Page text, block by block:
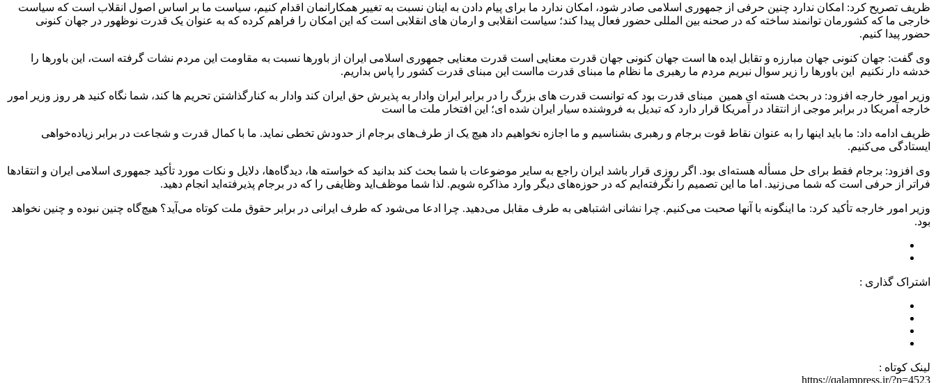
ظریف تصریح کرد: امکان ندارد چنین حرفی از جمهوری اسلامی صادر شود، امکان ندارد ما برای پیام دادن به اینان نسبت به تغییر همکارانمان اقدام کنیم، سیاست ما بر اساس اصول انقلاب است که سیاست
خارجی ما که کشورمان توانمند ساخته که در صحنه بین المللی حضور فعال پیدا کند؛ سیاست انقلابی و ارمان های انقلابی است که این امکان را فراهم کرده که به عنوان یک قدرت نوظهور در جهان کنونی
حضور پیدا کنیم.
وی گفت: جهان کنونی جهان مبارزه و تقابل ایده ها است جهان کنونی جهان قدرت معنایی است قدرت معنایی جمهوری اسلامی ایران از باورها نسبت به مقاومت این مردم نشات گرفته است، این باورها را
خدشه دار نکنیم این باورها را زیر سوال نبریم مردم ما رهبری ما نظام ما مبنای قدرت مااست این مبنای قدرت کشور را پاس بداریم.
وزیر امور خارجه افزود: در بحث هسته ای همین مبنای قدرت بود که توانست قدرت های بزرگ را در برابر ایران وادار به پذیرش حق ایران کند وادار به کنارگذاشتن تحریم ها کند، شما نگاه کنید هر روز وزیر امور
خارجه آمریکا در برابر موجی از انتقاد در آمریکا قرار دارد که تبدیل به فروشنده سیار ایران شده ای؛ این افتخار ملت ما است
ظریف ادامه داد: ما باید اینها را به عنوان نقاط قوت برجام و رهبری بشناسیم و ما اجازه نخواهیم داد هیچ یک از طرف‌های برجام از حدودش تخطی نماید. ما با کمال قدرت و شجاعت در برابر زیاده‌خواهی
ایستادگی می‌کنیم.
وی افزود: برجام فقط برای حل مسأله هسته‌ای بود. اگر روزی قرار باشد ایران راجع به سایر موضوعات با شما بحث کند بدانید که خواسته ها، دیدگاه‌ها، دلایل و نکات مورد تأکید جمهوری اسلامی ایران و انتقادها
فراتر از حرفی است که شما می‌زنید. اما ما این تصمیم را نگرفته‌ایم که در حوزه‌های دیگر وارد مذاکره شویم. لذا شما موظف‌اید وظایفی را که در برجام پذیرفته‌اید انجام دهید.
وزیر امور خارجه تأکید کرد: ما اینگونه با آنها صحبت می‌کنیم. چرا نشانی اشتباهی به طرف مقابل می‌دهید. چرا ادعا می‌شود که طرف ایرانی در برابر حقوق ملت کوتاه می‌آید؟ هیچ‌گاه چنین نبوده و چنین نخواهد
بود.
اشتراک گذاری :
لینک کوتاه :
https://qalampress.ir/?p=4523